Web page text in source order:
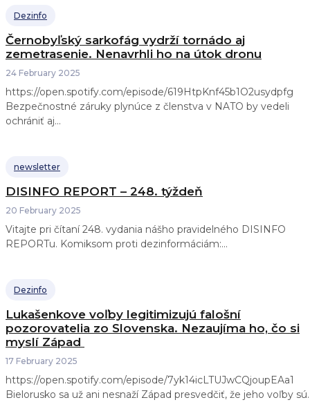
Dezinfo
Černobyľský sarkofág vydrží tornádo aj
zemetrasenie. Nenavrhli ho na útok dronu
24 February 2025
https://open.spotify.com/episode/619HtpKnf45b1O2usydpfg
Bezpečnostné záruky plynúce z členstva v NATO by vedeli
ochrániť aj...
newsletter
DISINFO REPORT – 248. týždeň
20 February 2025
Vitajte pri čítaní 248. vydania nášho pravidelného DISINFO
REPORTu. Komiksom proti dezinformáciám:...
Dezinfo
Lukašenkove voľby legitimizujú falošní
pozorovatelia zo Slovenska. Nezaujíma ho, čo si
myslí Západ
17 February 2025
https://open.spotify.com/episode/7yk14icLTUJwCQjoupEAa1
Bielorusko sa už ani nesnaží Západ presvedčiť, že jeho voľby